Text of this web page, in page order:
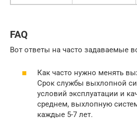
FAQ
Вот ответы на часто задаваемые
Как часто нужно менять
Срок службы выхлопной
условий эксплуатации и
среднем, выхлопную
каждые 5-7 лет.